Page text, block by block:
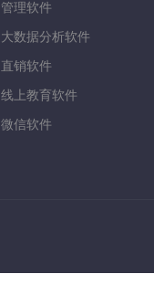
管理软件
大数据分析软件
直销软件
线上教育软件
微信软件